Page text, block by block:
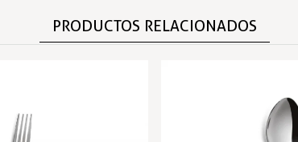
PRODUCTOS RELACIONADOS